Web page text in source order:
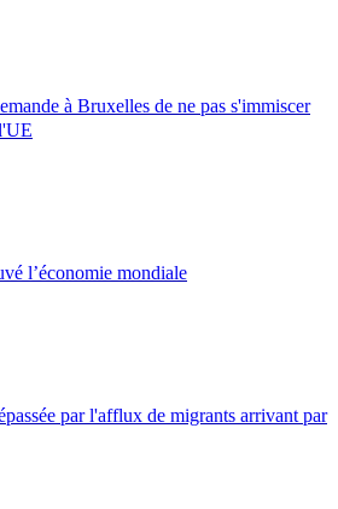
à Bruxelles de ne pas s'immiscer
l’économie mondiale
par l'afflux de migrants arrivant par